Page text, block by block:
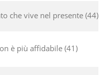
che vive nel presente 44
è più affidabile 41